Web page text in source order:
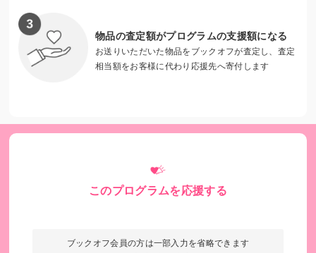
物品の査定額がプログラムの支援額になる
お送りいただいた物品をブックオフが査定し、査定
相当額をお客様に代わり応援先へ寄付します
このプログラムを応援する
ブックオフ会員の方は一部入力を省略できます